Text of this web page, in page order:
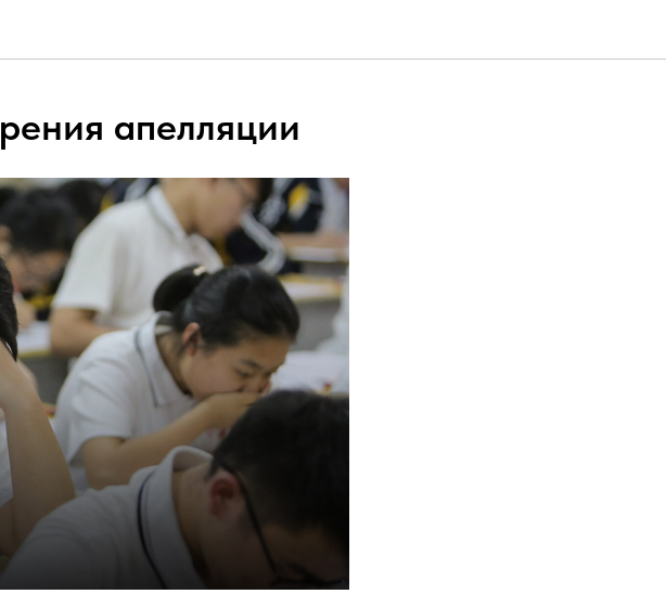
апелляции